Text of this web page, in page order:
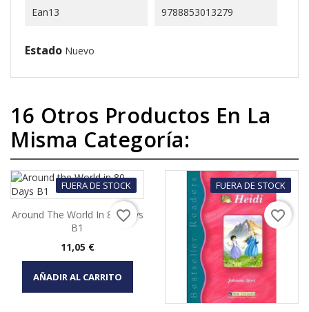
Ean13 9788853013279
Estado Nuevo
16 Otros Productos En La
Misma Categoría:
FUERA DE STOCK
Around The World In 80 Days
B1
Precio
11,05 €
AÑADIR AL CARRITO
favorite_border
FUERA DE STOCK
favorite_border